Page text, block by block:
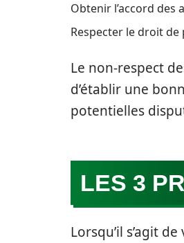
Obtenir l’accord des
Respecter le droit
Le non-respect
d’établir une
potentielles
LES 3
Lorsqu’il s’agit